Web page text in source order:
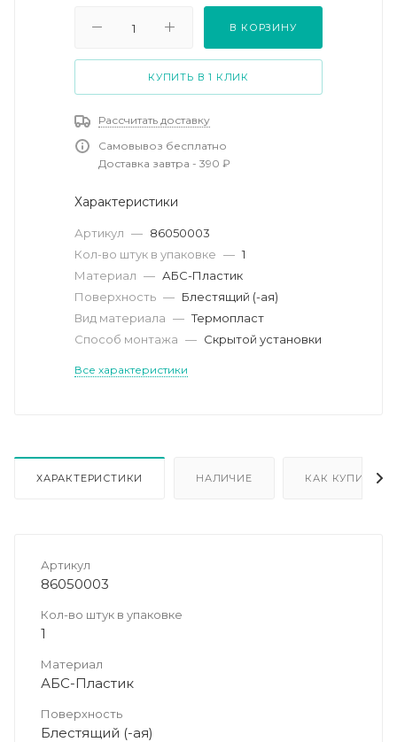
В КОРЗИНУ
КУПИТЬ В 1 КЛИК
Рассчитать доставку
Самовывоз бесплатно
Доставка завтра - 390 ₽
Характеристики
Артикул — 86050003
Кол-во штук в упаковке — 1
Материал — АБС-Пластик
Поверхность — Блестящий (-ая)
Вид материала — Термопласт
Способ монтажа — Скрытой установки
Все характеристики
ХАРАКТЕРИСТИКИ НАЛИЧИЕ КАК КУПИТЬ
Артикул
86050003
Кол-во штук в упаковке
1
Материал
АБС-Пластик
Поверхность
Блестящий (-ая)